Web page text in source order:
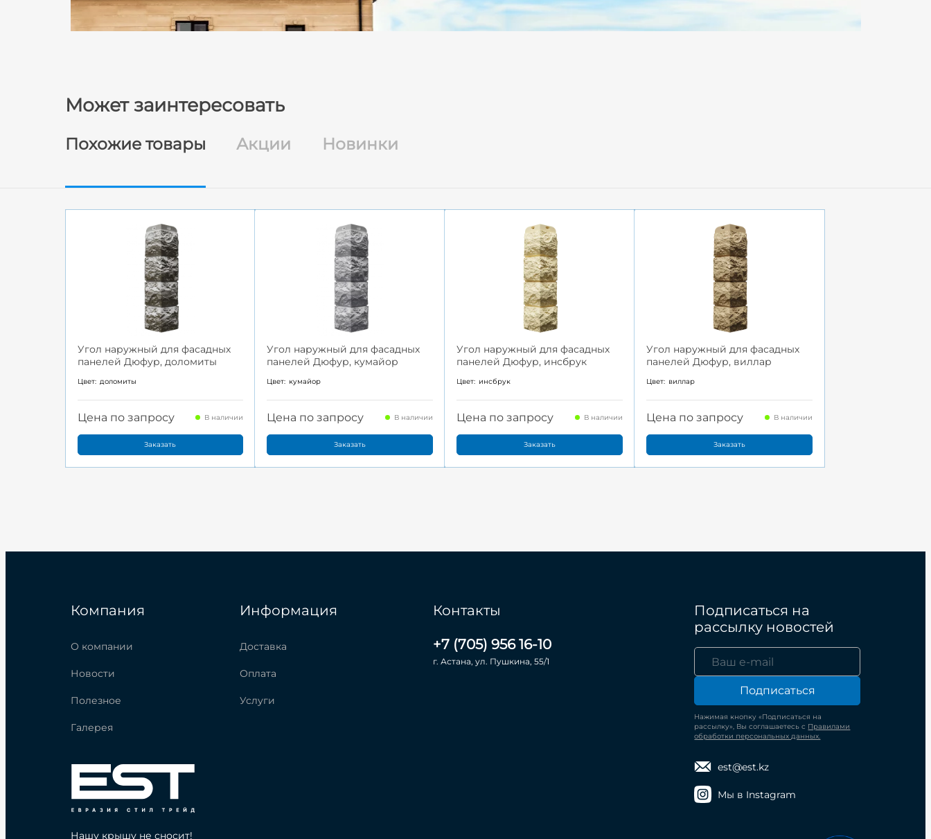
Может заинтересовать
Похожие товары Акции Новинки
Угол наружный для фасадных
панелей Дюфур, доломиты
Цвет: доломиты
Цена по запросу В наличии
Заказать
Угол наружный для фасадных
панелей Дюфур, кумайор
Цвет: кумайор
Цена по запросу В наличии
Заказать
Угол наружный для фасадных
панелей Дюфур, инсбрук
Цвет: инсбрук
Цена по запросу В наличии
Заказать
Угол наружный для фасадных
панелей Дюфур, виллар
Цвет: виллар
Цена по запросу В наличии
Заказать
Компания
О компании
Новости
Полезное
Галерея
Информация
Доставка
Оплата
Услуги
Контакты
+7 (705) 956 16-10
г. Астана, ул. Пушкина, 55/1
Подписаться на
рассылку новостей
Подписаться
Нажимая кнопку «Подписаться на
рассылку», Вы соглашаетесь с Правилами
обработки персональных данных.
est@est.kz
Мы в Instagram
Нашу крышу не сносит!